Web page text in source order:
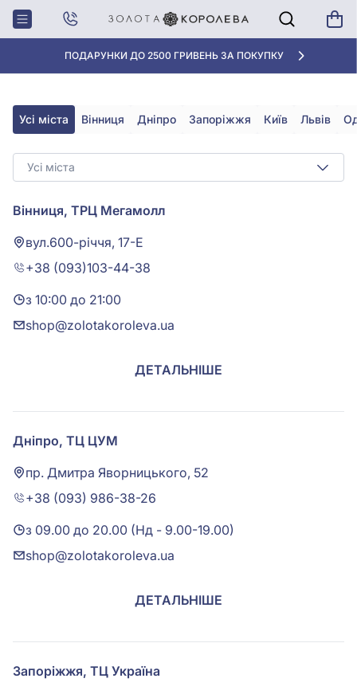
ДІАМАНТИ -70%
Головна Магазини
МАГАЗИНИ
Усі міста Вінниця Дніпро Запоріжжя Київ Львів
Усі міста
Вінниця, ТРЦ Мегамолл
вул.600-річчя, 17-Е
+38 (093)103-44-38
з 10:00 до 21:00
shop@zolotakoroleva.ua
ДЕТАЛЬНІШЕ
Дніпро, ТЦ ЦУМ
пр. Дмитра Яворницького, 52
+38 (093) 986-38-26
з 09.00 до 20.00 (Нд - 9.00-19.00)
shop@zolotakoroleva.ua
ДЕТАЛЬНІШЕ
Запоріжжя, ТЦ Україна